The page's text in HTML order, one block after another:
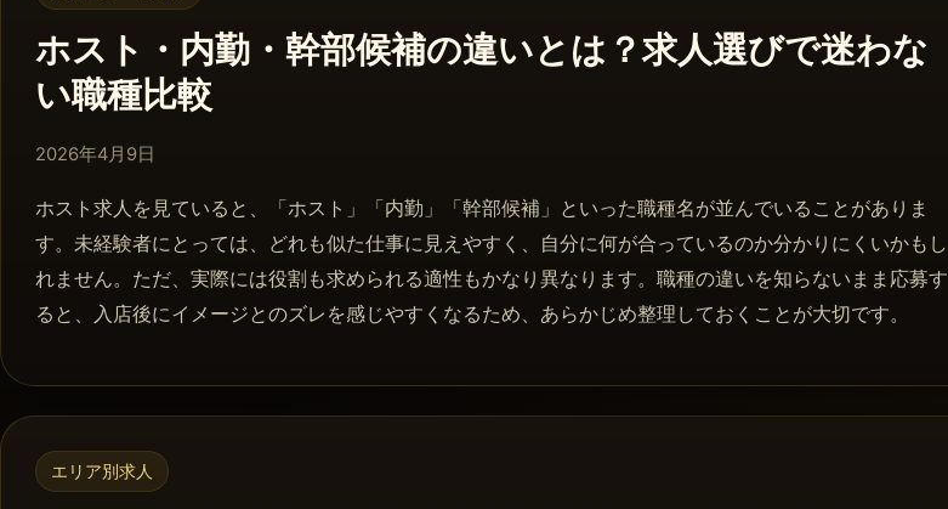
ホスト・内勤・幹部候補の違いとは？求人選びで迷わな
い職種比較
2026年4月9日
ホスト求人を見ていると、「ホスト」「内勤」「幹部候補」といった職種名が並んでいることがありま
す。未経験者にとっては、どれも似た仕事に見えやすく、自分に何が合っているのか分かりにくいかもし
れません。ただ、実際には役割も求められる適性もかなり異なります。職種の違いを知らないまま応募す
ると、入店後にイメージとのズレを感じやすくなるため、あらかじめ整理しておくことが大切です。
エリア別求人